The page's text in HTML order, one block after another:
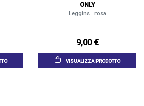
ONLY
Leggins . rosa
9,00 €
VISUALIZZA PRODOTTO